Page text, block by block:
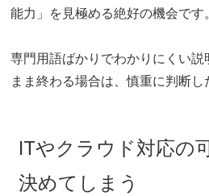
能力」を見極める絶好の機会です。
専門用語ばかりでわかりにくい
まま終わる場合は、慎重に判断し
ITやクラウド対応の
決めてしまう